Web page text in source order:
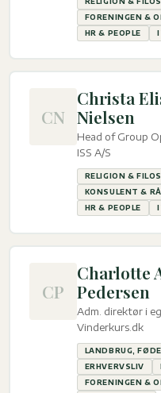
FORENINGEN &
HR & PEOPLE
CN
Christa
Nielsen
Head of Group
ISS A/S
RELIGION &
KONSULENT &
HR & PEOPLE
CP
Charlotte
Pedersen
Adm. direktør i
Vinderkurs.dk
LANDBRUG,
ERHVERVSLIV
FORENINGEN &